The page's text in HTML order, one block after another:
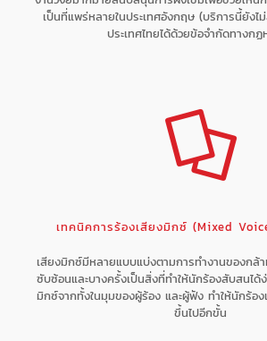
เป็นที่แพร่หลายในประเทศอังกฤษ (บริการนี้ยังไ
ประเทศไทยได้ด้วยข้อจำกัดทางก
เทคนิคการร้องเสียงมิกซ์ (Mixed
เสียงมิกซ์มีหลายแบบแบ่งตามการทำงานของกล้
ซับซ้อนและบางครั้งเป็นสิ่งที่ทำให้นักร้องสับสนได้ง่
มิกซ์จากทั้งในมุมของผู้ร้อง และผู้ฟัง ทำให้นักร้อง
ขึ้นไปอีกขั้น